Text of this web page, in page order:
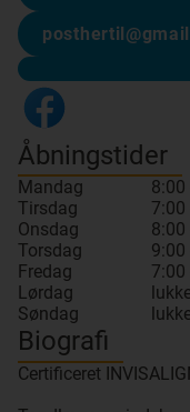
Åbningstider
Mandag
8:00
Tirsdag
7:00
Onsdag
8:00
Torsdag
9:00
Fredag
7:00
Lørdag
Søndag
Biografi
Certificeret